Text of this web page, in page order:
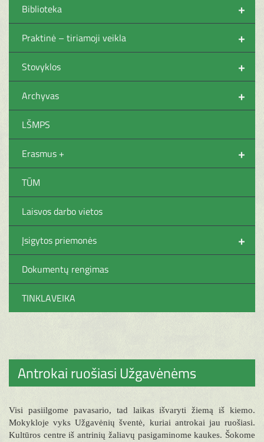
+
Biblioteka
+
Praktinė – tiriamoji veikla
+
Stovyklos
+
Archyvas
LŠMPS
+
Erasmus +
TŪM
Laisvos darbo vietos
+
Įsigytos priemonės
Dokumentų rengimas
TINKLAVEIKA
Antrokai ruošiasi Užgavėnėms
Visi pasiilgome pavasario, tad laikas išvaryti žiemą iš kiemo.
Mokykloje vyks Užgavėnių šventė, kuriai antrokai jau ruošiasi.
Kultūros centre iš antrinių žaliavų pasigaminome kaukes. Šokome